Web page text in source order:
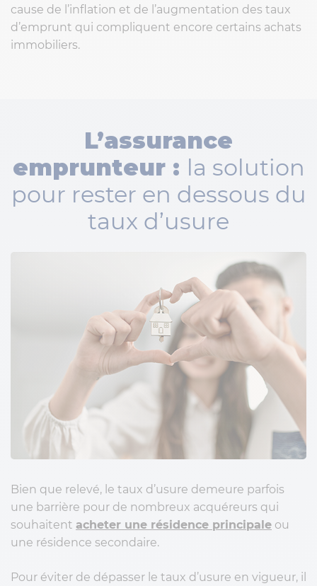
cause de l’inflation et de l’augmentation des taux
d’emprunt qui compliquent encore certains achats
immobiliers.
L’assurance
emprunteur : la solution
pour rester en dessous du
taux d’usure
Bien que relevé, le taux d’usure demeure parfois
une barrière pour de nombreux acquéreurs qui
souhaitent acheter une résidence principale ou
une résidence secondaire.
Pour éviter de dépasser le taux d’usure en vigueur, il